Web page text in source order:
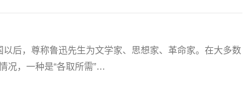
称鲁迅先生为文学家、思想家、革命家。在大多数
况，一种是“各取所需”…